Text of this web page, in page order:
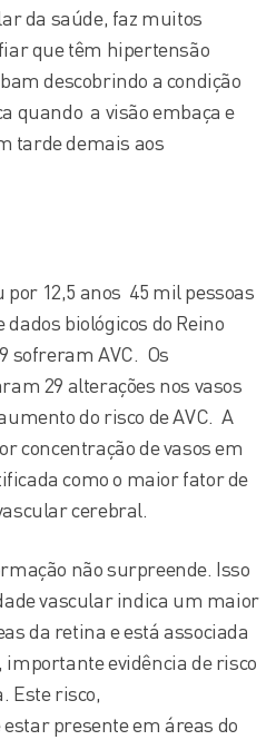
da saúde, faz muitos
que têm hipertensão
descobrindo a condição
quando a visão embaça e
tarde demais aos
12,5 anos 45 mil pessoas
biológicos do Reino
sofreram AVC. Os
29 alterações nos vasos
do risco de AVC. A
concentração de vasos em
como o maior fator de
cerebral.
não surpreende. Isso
vascular indica um maior
da retina e está associada
importante evidência de risco
Este risco,
presente em áreas do